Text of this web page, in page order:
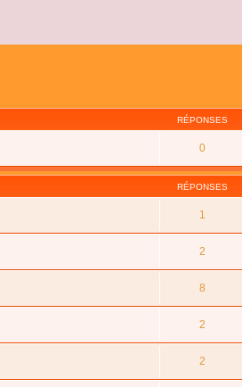
RÉPONSES
0
RÉPONSES
1
2
8
2
2